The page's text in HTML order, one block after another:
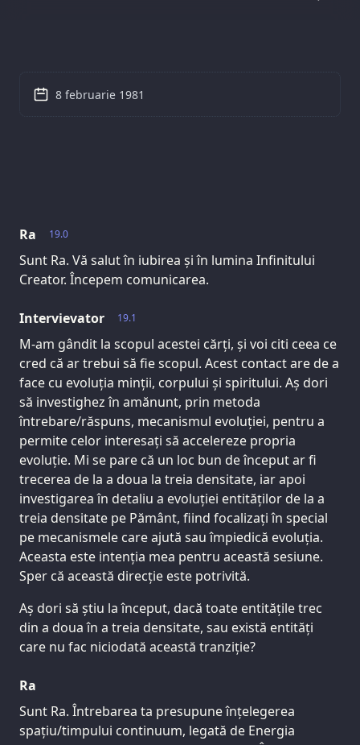
19.0
Ra
Sunt Ra. Vă salut în iubirea și în lumina Infinitului
Creator. Începem comunicarea.
19.1
Intervievator
M-am gândit la scopul acestei cărți, și voi citi ceea ce
cred că ar trebui să fie scopul. Acest contact are de a
face cu evoluția minții, corpului și spiritului. Aș dori
să investighez în amănunt, prin metoda
întrebare/răspuns, mecanismul evoluției, pentru a
permite celor interesați să accelereze propria
evoluție. Mi se pare că un loc bun de început ar fi
trecerea de la a doua la treia densitate, iar apoi
investigarea în detaliu a evoluției entităților de la a
treia densitate pe Pământ, fiind focalizați în special
pe mecanismele care ajută sau împiedică evoluția.
Aceasta este intenția mea pentru această sesiune.
Sper că această direcție este potrivită.
Aș dori să știu la început, dacă toate entitățile trec
din a doua în a treia densitate, sau există entități
care nu fac niciodată această tranziție?
Ra
Sunt Ra. Întrebarea ta presupune înțelegerea
spațiu/timpului continuum, legată de Energia
8 februarie 1981